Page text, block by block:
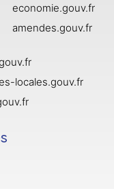
economie.gouv.fr
amendes.gouv.fr
locales.gouv.fr